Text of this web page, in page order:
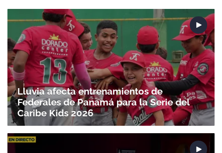
Lluvia afecta entrenamientos de
Federales de Panamá para la Serie del
Caribe Kids 2026